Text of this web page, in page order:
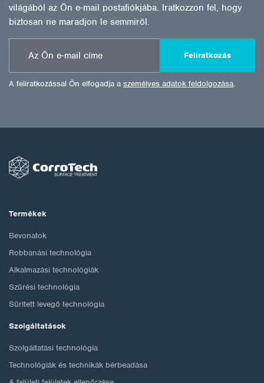
világából az Ön e-mail postafiókjába. Iratkozzon fel, hogy
biztosan ne maradjon le semmiről.
Feliratkozás
A feliratkozással Ön elfogadja a személyes adatok feldolgozása.
Termékek
Bevonatok
Robbanási technológia
Alkalmazási technológiák
Szűrési technológia
Sűrített levegő technológia
Szolgáltatások
Szolgáltatási technológia
Technológiák és technikák bérbeadása